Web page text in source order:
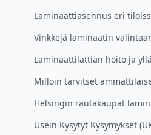
Laminaattiasennus eri
Vinkkejä laminaatin
Laminaattilattian hoito ja
Milloin tarvitset
Helsingin rautakaupat
Usein Kysytyt Kysymykset